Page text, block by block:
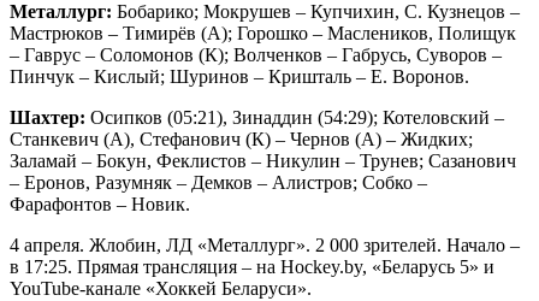
Металлург: Бобарико; Мокрушев – Купчихин, С. Кузнецов –
Мастрюков – Тимирёв (А); Горошко – Маслеников, Полищук
– Гаврус – Соломонов (К); Волченков – Габрусь, Суворов –
Пинчук – Кислый; Шуринов – Кришталь – Е. Воронов.
Шахтер: Осипков (05:21), Зинаддин (54:29); Котеловский –
Станкевич (А), Стефанович (К) – Чернов (А) – Жидких;
Заламай – Бокун, Феклистов – Никулин – Трунев; Сазанович
– Еронов, Разумняк – Демков – Алистров; Собко –
Фарафонтов – Новик.
4 апреля. Жлобин, ЛД «Металлург». 2 000 зрителей. Начало –
в 17:25. Прямая трансляция – на Hockey.by, «Беларусь 5» и
YouTube-канале «Хоккей Беларуси».